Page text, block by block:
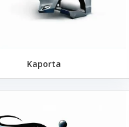
Kaporta